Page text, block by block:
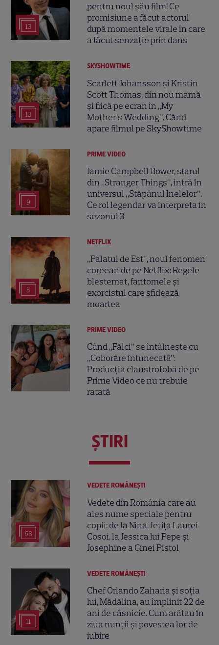
13
pentru noul său film! Ce
promisiune a făcut actorul
după momentele virale în care
a făcut senzație prin dans
13
SKYSHOWTIME
Scarlett Johansson și Kristin
Scott Thomas, din nou mamă
și fiică pe ecran în „My
Mother's Wedding”. Când
apare filmul pe SkyShowtime
9
PRIME VIDEO
Jamie Campbell Bower, starul
din „Stranger Things”, intră în
universul „Stăpânul Inelelor”.
Ce rol legendar va interpreta în
sezonul 3
5
NETFLIX
„Palatul de Est”, noul fenomen
coreean de pe Netflix: Regele
blestemat, fantomele și
exorcistul care sfidează
moartea
PRIME VIDEO
Când „Fălci” se întâlnește cu
„Coborâre întunecată”:
Producția claustrofobă de pe
Prime Video ce nu trebuie
ratată
ŞTIRI
68
VEDETE ROMÂNEŞTI
Vedete din România care au
ales nume speciale pentru
copii: de la Nina, fetița Laurei
Cosoi, la Jessica lui Pepe și
Josephine a Ginei Pistol
11
VEDETE ROMÂNEŞTI
Chef Orlando Zaharia și soția
lui, Mădălina, au împlinit 22 de
ani de căsnicie. Cum arătau în
ziua nunții și povestea lor de
iubire